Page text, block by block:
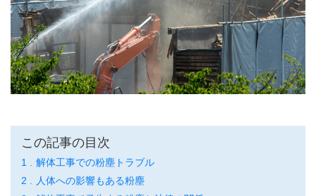
この記事の目次
解体工事での粉塵トラブル
人体への影響もある粉塵